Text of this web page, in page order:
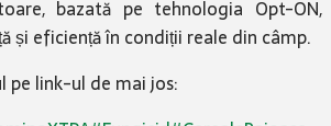
bazată pe tehnologia Opt-ON,
și eficiență în condiții reale din câmp.
pe link-ul de mai jos:​